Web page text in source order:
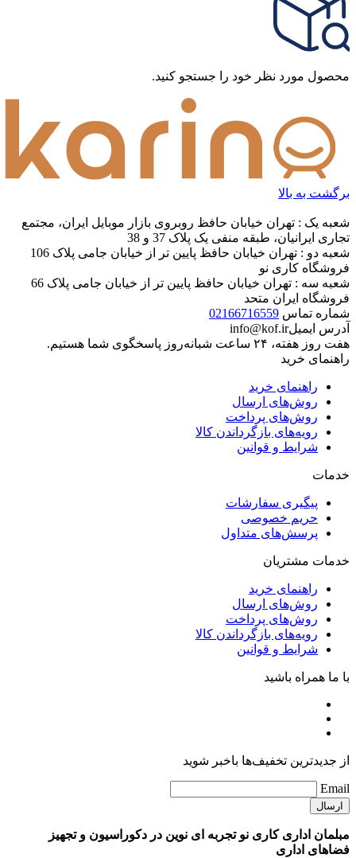
محصول مورد نظر خود را جستجو کنید.
برگشت به بالا
شعبه یک : تهران خیابان حافظ روبروی بازار موبایل ایران، مجتمع
تجاری ایرانیان، طبقه منفی یک پلاک 37 و 38
شعبه دو : تهران خیابان حافظ پایین تر از خیابان جامی پلاک 106
فروشگاه کاری نو
شعبه سه : تهران خیابان حافظ پایین تر از خیابان جامی پلاک 66
فروشگاه ایران متحد
شماره تماس 02166716559
آدرس ایمیلinfo@kof.ir
هفت روز هفته، ۲۴ ساعت شبانه‌روز پاسخگوی شما هستیم.
راهنمای خرید
راهنمای خرید
روش‌های ارسال
روش‌های پرداخت
رویه‌های بازگرداندن کالا
شرایط و قوانین
خدمات
پیگیری سفارشات
حریم خصوصی
پرسش‌های متداول
خدمات مشتریان
راهنمای خرید
روش‌های ارسال
روش‌های پرداخت
رویه‌های بازگرداندن کالا
شرایط و قوانین
با ما همراه باشید
از جدیدترین تخفیف‌ها باخبر شوید
Email
مبلمان اداری کاری نو تجربه ای نوین در دکوراسیون و تجهیز
فضاهای اداری